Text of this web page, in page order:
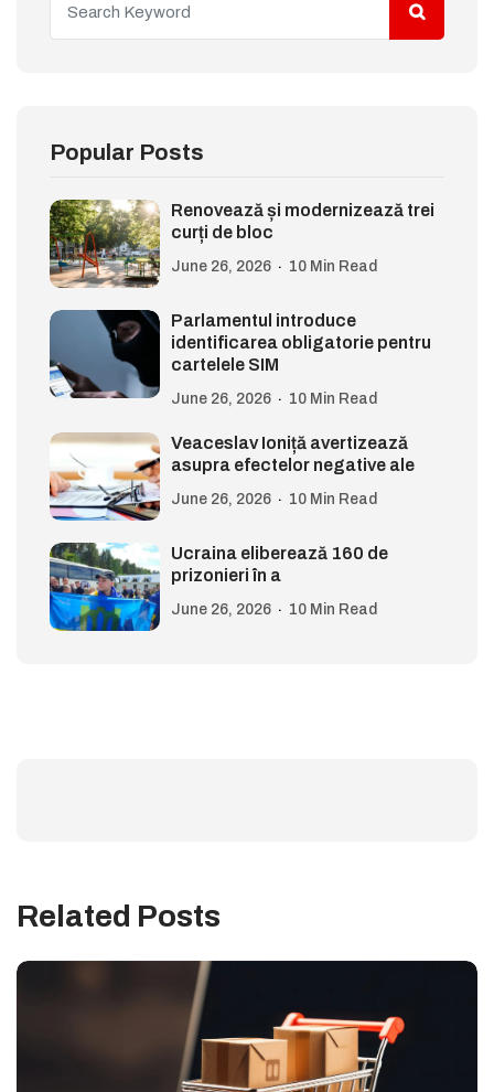
Popular Posts
Renovează și modernizează trei
curți de bloc
June 26, 2026 10 Min Read
Parlamentul introduce
identificarea obligatorie pentru
cartelele SIM
June 26, 2026 10 Min Read
Veaceslav Ioniță avertizează
asupra efectelor negative ale
June 26, 2026 10 Min Read
Ucraina eliberează 160 de
prizonieri în a
June 26, 2026 10 Min Read
Related Posts